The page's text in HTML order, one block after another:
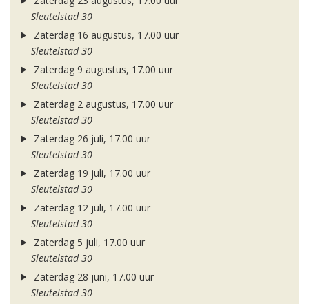
Sleutelstad 30
Zaterdag 16 augustus, 17.00 uur
Sleutelstad 30
Zaterdag 9 augustus, 17.00 uur
Sleutelstad 30
Zaterdag 2 augustus, 17.00 uur
Sleutelstad 30
Zaterdag 26 juli, 17.00 uur
Sleutelstad 30
Zaterdag 19 juli, 17.00 uur
Sleutelstad 30
Zaterdag 12 juli, 17.00 uur
Sleutelstad 30
Zaterdag 5 juli, 17.00 uur
Sleutelstad 30
Zaterdag 28 juni, 17.00 uur
Sleutelstad 30